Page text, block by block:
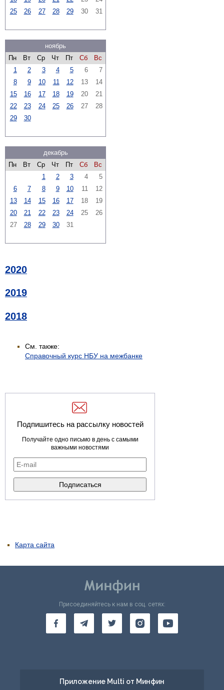
25
26 27 28 29 30 31
ноябрь
Пн
Вт Ср Чт Пт Сб
Вс
1
2 3 4 5 6
7
8
9 10 11 12 13
14
15
16 17 18 19 20
21
22
23 24 25 26 27
28
29
30
декабрь
Пн
Вт Ср Чт Пт Сб
Вс
1
2 3 4
5
6
7 8 9 10 11
12
13
14 15 16 17 18
19
20
21 22 23 24 25
26
27
28 29 30 31
2020
2019
2018
См. также:
Справочный курс НБУ на межбанке
Подпишитесь на рассылку новостей
Получайте одно письмо в день с самыми
важными новостями
Карта сайта
Присоединяйтесь к нам в соц. сетях:
Приложение Multi от Минфин